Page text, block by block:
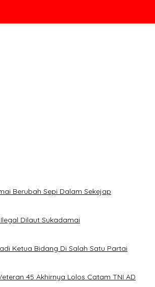
Berubah Sepi Dalam Sekejap
Dilaut Sukadamai
Ketua Bidang Di Salah Satu Partai
45 Akhirnya Lolos Catam TNI AD